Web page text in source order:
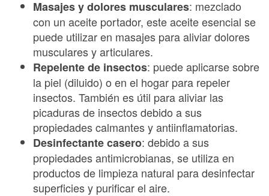
Masajes y dolores musculares: mezclado
con un aceite portador, este aceite esencial se
puede utilizar en masajes para aliviar dolores
musculares y articulares.
Repelente de insectos: puede aplicarse sobre
la piel (diluido) o en el hogar para repeler
insectos. También es útil para aliviar las
picaduras de insectos debido a sus
propiedades calmantes y antiinflamatorias.
Desinfectante casero: debido a sus
propiedades antimicrobianas, se utiliza en
productos de limpieza natural para desinfectar
superficies y purificar el aire.